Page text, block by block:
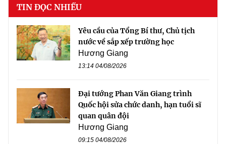
TIN ĐỌC NHIỀU
Yêu cầu của Tổng Bí thư, Chủ tịch
nước về sắp xếp trường học
Hương Giang
13:14 04/08/2026
Đại tướng Phan Văn Giang trình
Quốc hội sửa chức danh, hạn tuổi sĩ
quan quân đội
Hương Giang
09:15 04/08/2026